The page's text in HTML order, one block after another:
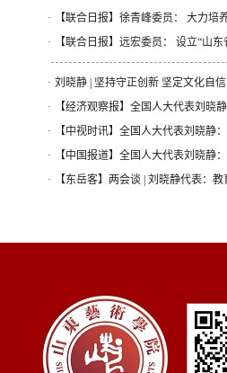
·
【联合日报】徐青峰委员： 大力培
·
【联合日报】远宏委员： 设立“山
· 刘晓静 | 坚持守正创新 坚定文化自
·
【经济观察报】全国人大代表刘晓
·
【中视时讯】全国人大代表刘晓静
·
【中国报道】全国人大代表刘晓静
·
【东岳客】两会谈 | 刘晓静代表：​